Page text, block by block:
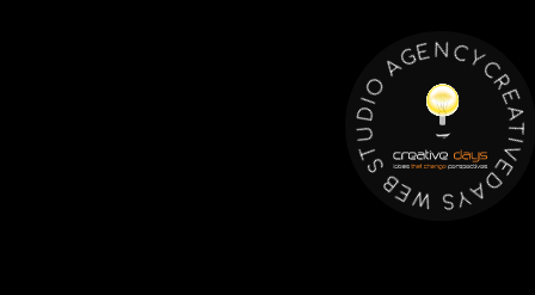
C REAT
I
V
E
D
A
Y
S
W
E
B
S
T
U
D
I
O
A
G
ENCY